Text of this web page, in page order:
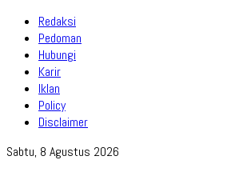
Redaksi
Pedoman
Hubungi
Karir
Iklan
Policy
Disclaimer
Sabtu, 8 Agustus 2026